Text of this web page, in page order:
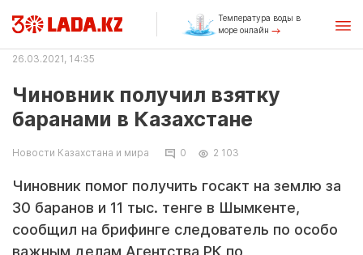
Температура воды в
море онлайн
26.03.2021, 14:35
Чиновник получил взятку
баранами в Казахстане
Новости Казахстана и мира 0 2 103
Чиновник помог получить госакт на землю за
30 баранов и 11 тыс. тенге в Шымкенте,
сообщил на брифинге следователь по особо
важным делам Агентства РК по